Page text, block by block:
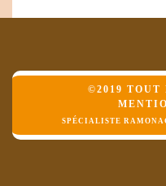
©2019 TOUT
SPÉCIALISTE